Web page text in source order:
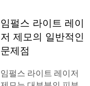
임펄스 라이트 레이
저 제모의 일반적인
문제점
임펄스 라이트 레이저